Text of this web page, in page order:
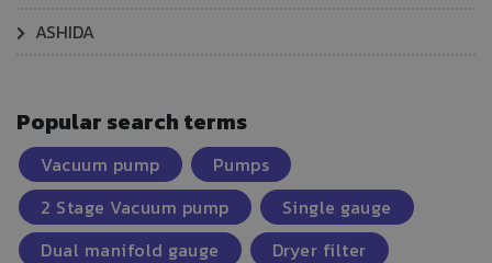
ASHIDA
Popular search terms
Vacuum pump
Pumps
2 Stage Vacuum pump
Single gauge
Dual manifold gauge
Dryer filter